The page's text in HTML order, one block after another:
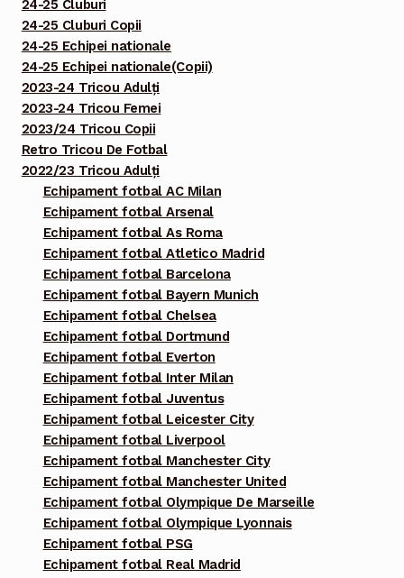
24-25 Cluburi
24-25 Cluburi Copii
24-25 Echipei nationale
24-25 Echipei nationale(Copii)
2023-24 Tricou Adulți
2023-24 Tricou Femei
2023/24 Tricou Copii
Retro Tricou De Fotbal
2022/23 Tricou Adulți
Echipament fotbal AC Milan
Echipament fotbal Arsenal
Echipament fotbal As Roma
Echipament fotbal Atletico Madrid
Echipament fotbal Barcelona
Echipament fotbal Bayern Munich
Echipament fotbal Chelsea
Echipament fotbal Dortmund
Echipament fotbal Everton
Echipament fotbal Inter Milan
Echipament fotbal Juventus
Echipament fotbal Leicester City
Echipament fotbal Liverpool
Echipament fotbal Manchester City
Echipament fotbal Manchester United
Echipament fotbal Olympique De Marseille
Echipament fotbal Olympique Lyonnais
Echipament fotbal PSG
Echipament fotbal Real Madrid